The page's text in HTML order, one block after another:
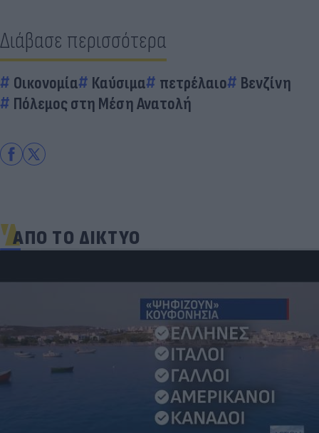
Διάβασε περισσότερα
Οικονομία Καύσιμα πετρέλαιο
Βενζίνη
Πόλεμος στη Μέση Ανατολή
ΑΠΟ ΤΟ ΔΙΚΤΥΟ